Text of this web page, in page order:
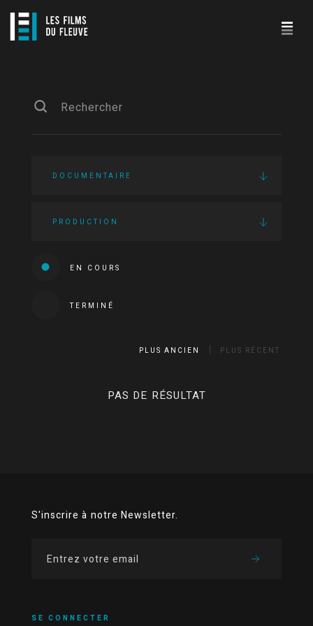
DOCUMENTAIRE
PRODUCTION
EN COURS
TERMINÉ
PLUS ANCIEN PLUS RÉCENT
PAS DE RÉSULTAT
S'inscrire à notre Newsletter.
SE CONNECTER